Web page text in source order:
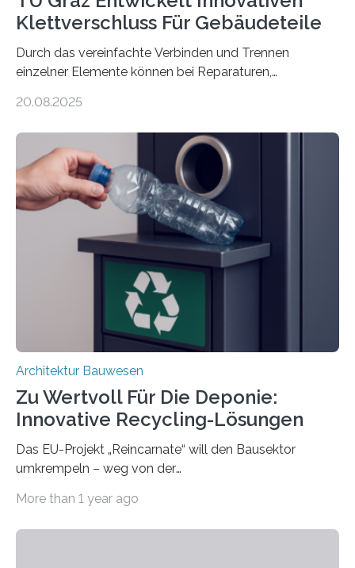
Klettverschluss Für Gebäudeteile
Durch das vereinfachte Verbinden und Trennen
einzelner Elemente können bei Reparaturen,
Material und Bauschutt eingespart werden. Ein
Projekt ReCon gemeinsam mit Unternehmenspartnern
ein Klett-Verbindungssystem für Gebäude entwickelt:
Damit lassen sich unterschiedliche Gebäudeteile
resilient verbinden und bei Bedarf einfach voneinander
trennen. Der Fokus lag auf der Verbindung von
Bauteilen mit unterschiedlicher Lebensdauer, bei denen
irreversible Verbindungen den Austausch üblicherweise
erschweren. Hierzu untersuchten die Forschenden zwei
unterschiedliche Zugänge. Einerseits klebten sie…
20.08.2025
Architektur Bauwesen
Zu Wertvoll Für Die Deponie:
Innovative Recycling-Lösungen
Das EU-Projekt „Reincarnate“ will den Bausektor
umkrempeln – weg von der
Kreislaufwirtschaft Bei dem schwedischen
More than 1 year ago